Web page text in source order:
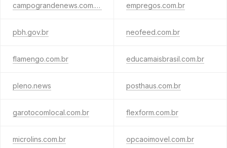
campograndenews.com.br empregos.com.br
pbh.gov.br neofeed.com.br
flamengo.com.br educamaisbrasil.com.br
pleno.news posthaus.com.br
garotocomlocal.com.br flexform.com.br
microlins.com.br opcaoimovel.com.br